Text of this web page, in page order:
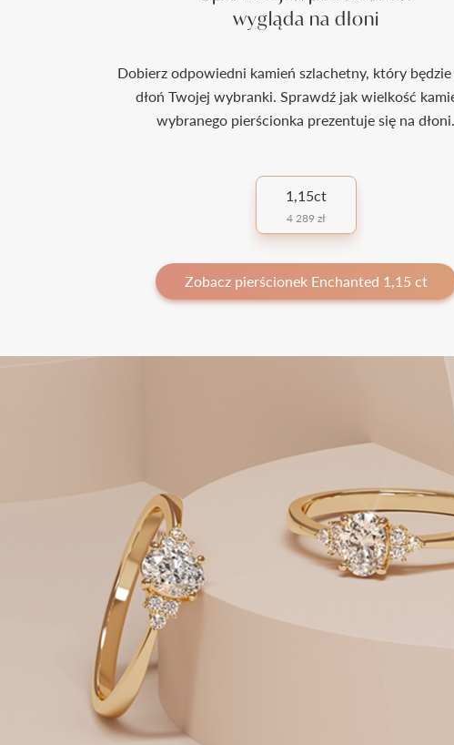
wygląda na dłoni
Dobierz odpowiedni kamień szlachetny, który będzie
dłoń Twojej wybranki. Sprawdź jak wielkość
wybranego pierścionka prezentuje się na dłoni.
1,15ct
4 289 zł
Zobacz pierścionek Enchanted 1,15 ct